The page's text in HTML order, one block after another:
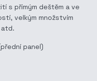
s přímým deštěm a ve
velkým množstvím
panel)